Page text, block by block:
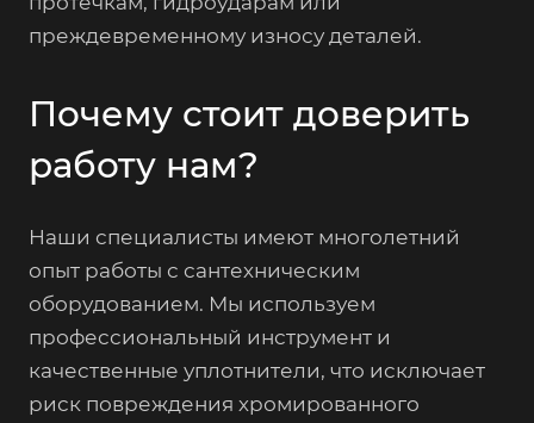
преждевременному износу деталей.
Почему стоит доверить
работу нам?
Наши специалисты имеют многолетний
опыт работы с сантехническим
оборудованием. Мы используем
профессиональный инструмент и
качественные уплотнители, что исключает
риск повреждения хромированного